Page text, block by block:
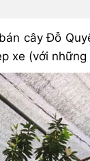
cây Đỗ
xe (với